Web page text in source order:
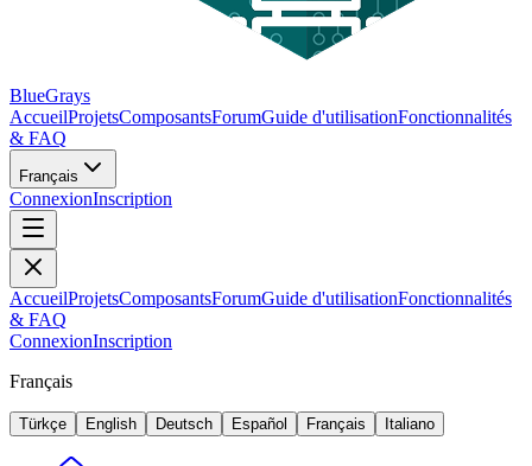
BlueGrays
AccueilProjetsComposantsForumGuide d'utilisationFonctionnalités
& FAQ
Français
ConnexionInscription
AccueilProjetsComposantsForumGuide d'utilisationFonctionnalités
& FAQ
ConnexionInscription
Français
Türkçe English Deutsch Español Français Italiano